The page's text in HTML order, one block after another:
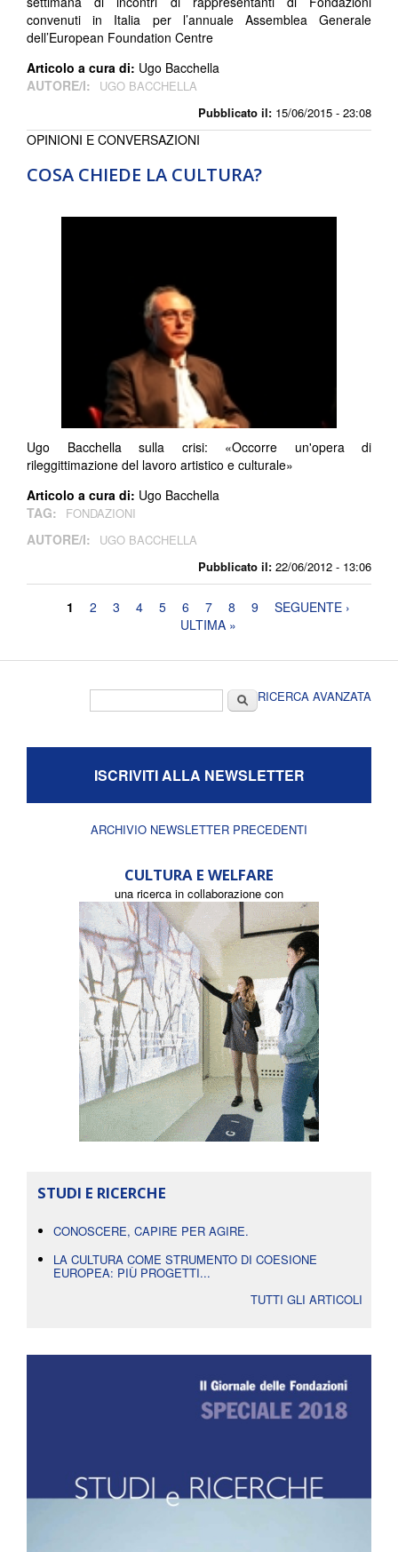
Pubblicato il: 15/06/2015 - 23:08
convenuti in Italia per l’annuale Assemblea Generale
dell’European Foundation Centre
Articolo a cura di: Ugo Bacchella
AUTORE/I:
UGO BACCHELLA
COSA CHIEDE LA CULTURA?
Pubblicato il: 22/06/2012 - 13:06
OPINIONI E CONVERSAZIONI
Ugo Bacchella sulla crisi: «Occorre un'opera di
rileggittimazione del lavoro artistico e culturale»
Articolo a cura di: Ugo Bacchella
TAG:
FONDAZIONI
AUTORE/I: UGO BACCHELLA
Pagine
1 2 3 4 5 6 7 8 9
SEGUENTE ›
ULTIMA »
CercaRICERCA AVANZATA
ISCRIVITI ALLA NEWSLETTER
ARCHIVIO NEWSLETTER PRECEDENTI
CULTURA E WELFARE
una ricerca in collaborazione con
STUDI E RICERCHE
CONOSCERE, CAPIRE PER AGIRE.
LA CULTURA COME STRUMENTO DI COESIONE
EUROPEA: PIÙ PROGETTI...
TUTTI GLI ARTICOLI